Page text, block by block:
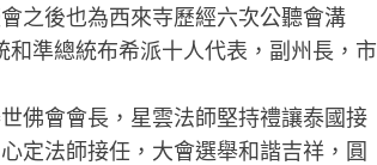
之後也為西來寺歷經六次公聽會溝
準總統布希派十人代表，副州長，市
佛會會長，星雲法師堅持禮讓泰國接
定法師接任，大會選舉和諧吉祥，圓